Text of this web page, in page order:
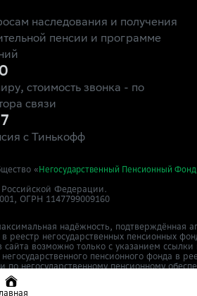
наследования и получения
пенсии и программе
стоимость звонка - по
связи
с Тинькофф
«Негосударственный Пенсионный
Федерации.
ОГРН 1147799009160
надёжность, подтверждённая
реестр негосударственных пенсионных
возможно только с указанием ссылки
пенсионного фонда в
по негосударственному пенсионному
как СМИ,